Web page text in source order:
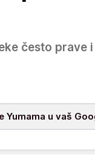
često prave
Yumama u vaš